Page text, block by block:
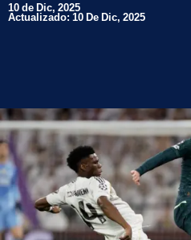
10 de Dic, 2025
Actualizado: 10 De Dic, 2025